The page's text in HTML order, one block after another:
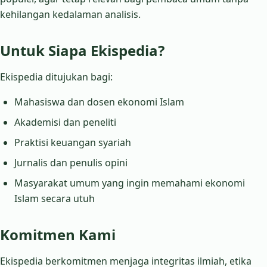
kehilangan kedalaman analisis.
Untuk Siapa Ekispedia?
Ekispedia ditujukan bagi:
Mahasiswa dan dosen ekonomi Islam
Akademisi dan peneliti
Praktisi keuangan syariah
Jurnalis dan penulis opini
Masyarakat umum yang ingin memahami ekonomi
Islam secara utuh
Komitmen Kami
Ekispedia berkomitmen menjaga integritas ilmiah, etika